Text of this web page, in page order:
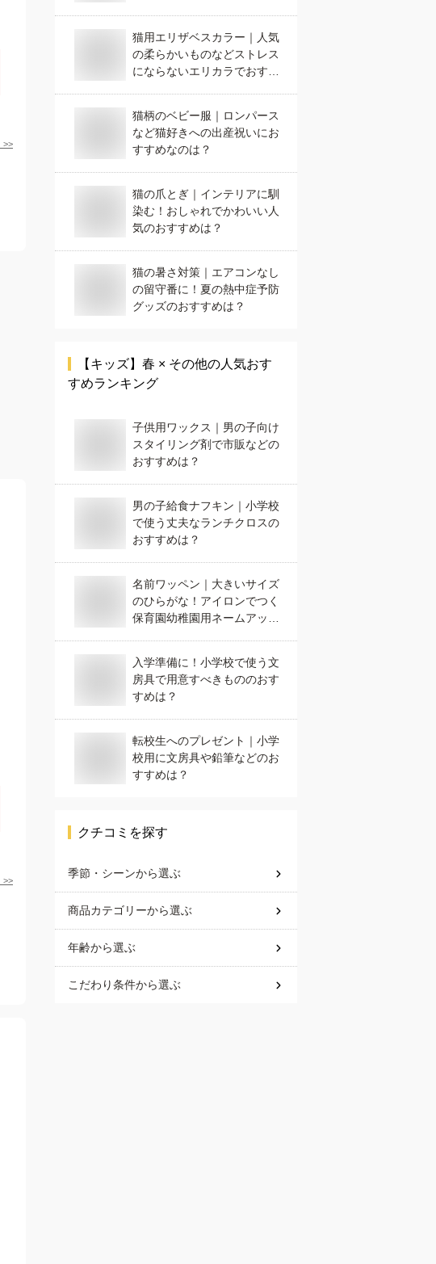
>>
>>
猫用エリザベスカラー｜人気
の柔らかいものなどストレス
にならないエリカラでおすす
猫柄のベビー服｜ロンパース
など猫好きへの出産祝いにお
すすめなのは？
猫の爪とぎ｜インテリアに馴
染む！おしゃれでかわいい人
気のおすすめは？
猫の暑さ対策｜エアコンなし
の留守番に！夏の熱中症予防
グッズのおすすめは？
【キッズ】 春 × その他の人気おす
すめランキング
子供用ワックス｜男の子向け
スタイリング剤で市販などの
おすすめは？
男の子給食ナフキン｜小学校
で使う丈夫なランチクロスの
おすすめは？
名前ワッペン｜大きいサイズ
のひらがな！アイロンでつく
保育園幼稚園用ネームアップ
入学準備に！小学校で使う文
房具で用意すべきもののおす
すめは？
転校生へのプレゼント｜小学
校用に文房具や鉛筆などのお
すすめは？
クチコミを探す
季節・シーンから選ぶ
商品カテゴリーから選ぶ
年齢から選ぶ
こだわり条件から選ぶ